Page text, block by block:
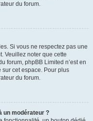
du forum.
Si vous ne respectez pas une
Veuillez noter que cette
forum, phpBB Limited n’est en
cet espace. Pour plus
du forum.
un modérateur ?